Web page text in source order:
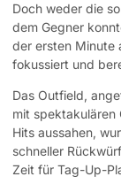
Doch weder die
dem Gegner
der ersten Minute
fokussiert und
Das Outfield,
mit spektakulären
Hits aussahen,
schneller
Zeit für Tag-Up-